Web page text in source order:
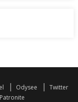
Odysee
Twitter
Patronite